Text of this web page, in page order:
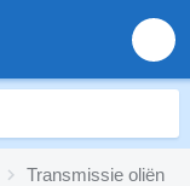
Transmissie oliën